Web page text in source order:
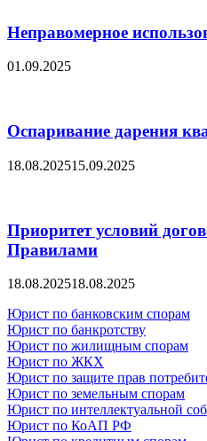
Неправомерное
01.09.2025
Оспаривание дарения
18.08.202515.09.2025
Приоритет условий
Правилами
18.08.202518.08.2025
Юрист по банковским спорам
Юрист по банкротству
Юрист по жилищным спорам
Юрист по ЖКХ
Юрист по защите прав
Юрист по земельным спорам
Юрист по интеллектуальной
Юрист по КоАП РФ